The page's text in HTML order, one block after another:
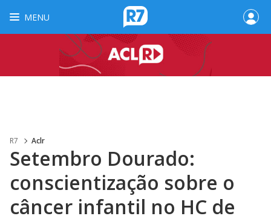
MENU
R7 Aclr
Setembro Dourado:
conscientização sobre o
câncer infantil no HC de